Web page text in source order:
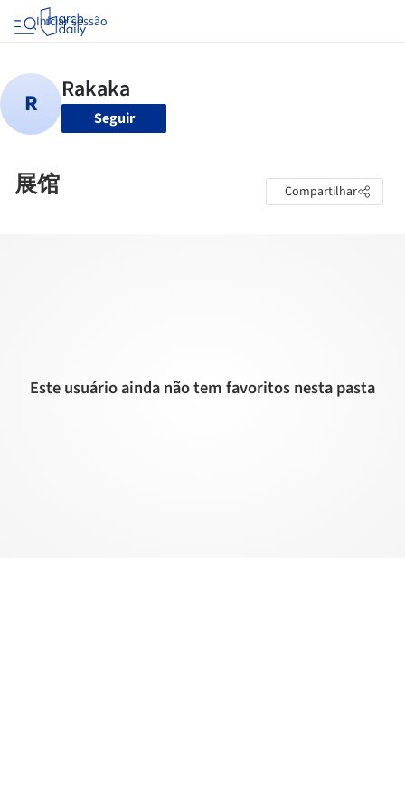
Iniciar sessão
Seguir
展馆 Compartilhar
Este usuário ainda não tem favoritos nesta pasta